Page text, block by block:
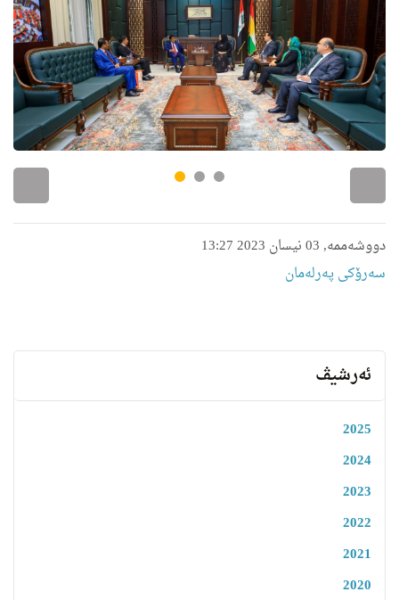
دووشەممە, 03 نیسان 2023 13:27
سەرۆکی پەرلەمان
ئەرشیڤ
2025
2024
2023
2022
2021
2020